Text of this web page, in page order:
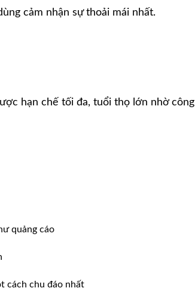
cảm nhận sự thoải mái nhất.
hạn chế tối đa, tuổi thọ lớn nhờ công
quảng cáo
cách chu đáo nhất